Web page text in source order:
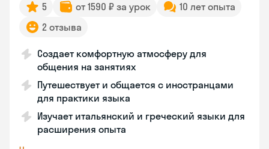
5 от 1590 ₽ за урок
10 лет опыта
2 отзыва
Создает комфортную атмосферу для
общения на занятиях
Путешествует и общается с иностранцами
для практики языка
Изучает итальянский и греческий языки для
расширения опыта